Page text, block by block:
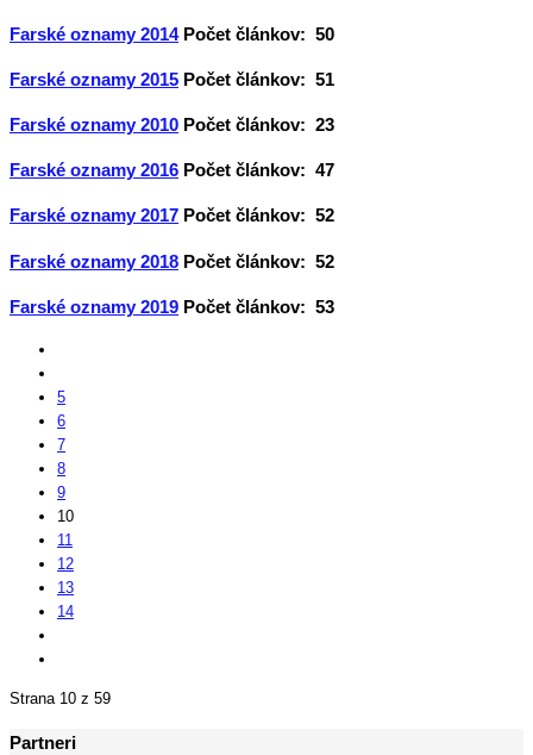
Farské oznamy 2014 Počet článkov: 50
Farské oznamy 2015 Počet článkov: 51
Farské oznamy 2010 Počet článkov: 23
Farské oznamy 2016 Počet článkov: 47
Farské oznamy 2017 Počet článkov: 52
Farské oznamy 2018 Počet článkov: 52
Farské oznamy 2019 Počet článkov: 53
5
6
7
8
9
10
11
12
13
14
Strana 10 z 59
Partneri